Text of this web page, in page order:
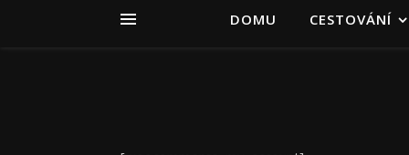
DOMU CESTOVÁNÍ